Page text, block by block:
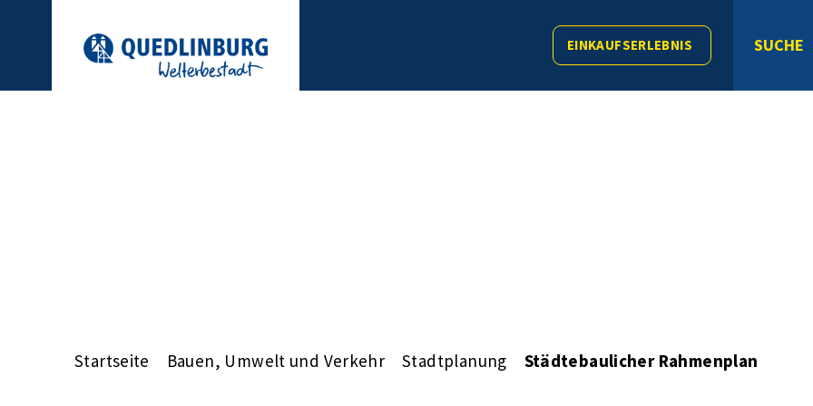
EINKAUFSERLEBNIS SUCHE
Startseite Bauen, Umwelt und Verkehr Stadtplanung Städtebaulicher Rahmenplan